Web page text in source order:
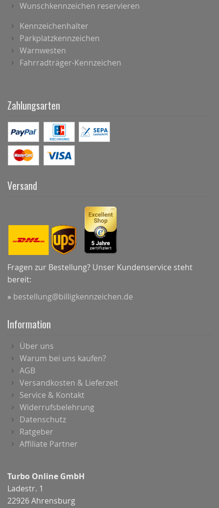
Wunschkennzeichen reservieren
Kennzeichenhalter
Parkplatzkennzeichen
Warnwesten
Fahrradträger-Kennzeichen
Zahlungsarten
Versand
Fragen zur Bestellung? Unser Kundenservice steht
bereit:
» bestellung@billigkennzeichen.de
Information
Über uns
Warum bei uns kaufen?
AGB
Versandkosten & Lieferzeit
Service & Kontakt
Widerrufsbelehrung
Datenschutz
Ratgeber
Affiliate Partner
Turbo Online GmbH
Ladestr. 1
22926 Ahrensburg